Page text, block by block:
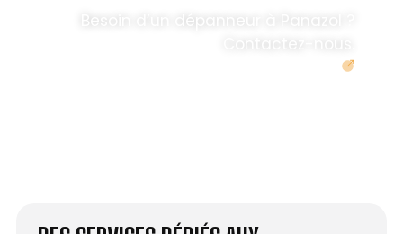
Besoin d’un dépanneur à Panazol ?